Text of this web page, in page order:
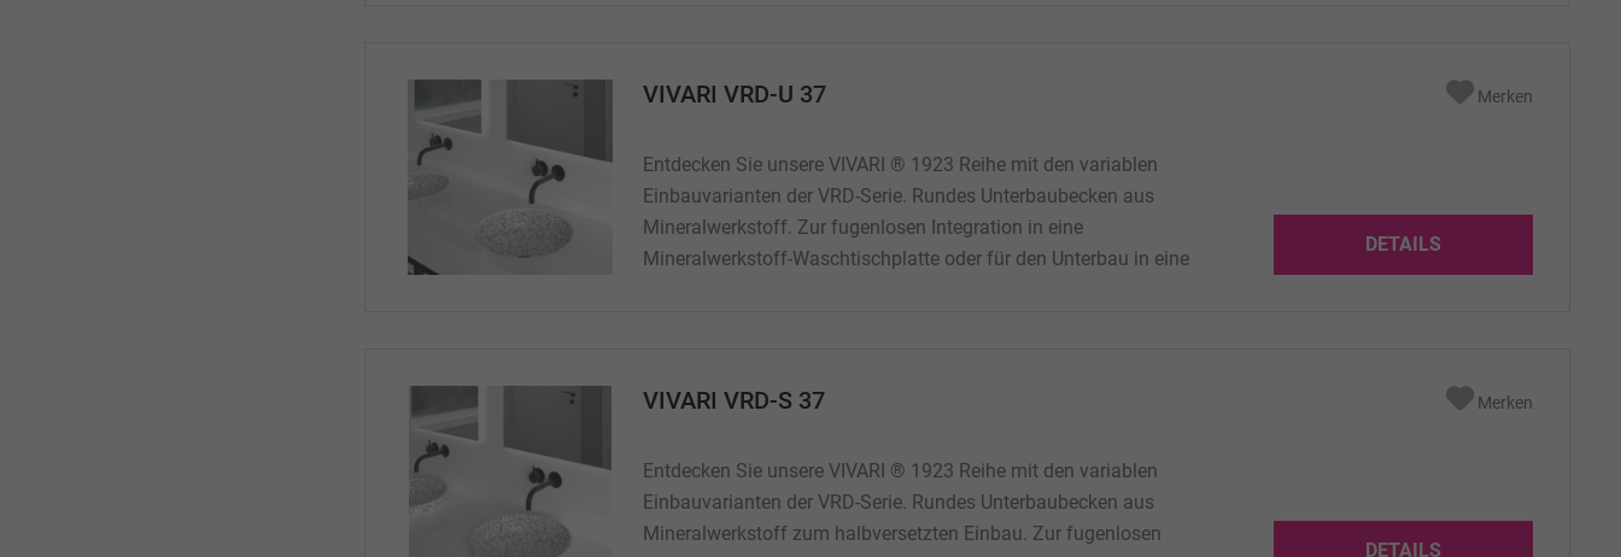
VIVARI VRD-U 37
Entdecken Sie unsere VIVARI ® 1923 Reihe mit den variablen
Einbauvarianten der VRD-Serie. Rundes Unterbaubecken aus
Mineralwerkstoff. Zur fugenlosen Integration in eine
Mineralwerkstoff-Waschtischplatte oder für den Unterbau in eine
DETAILS
Merken
VIVARI VRD-S 37
Entdecken Sie unsere VIVARI ® 1923 Reihe mit den variablen
Einbauvarianten der VRD-Serie. Rundes Unterbaubecken aus
Mineralwerkstoff zum halbversetzten Einbau. Zur fugenlosen
DETAILS
Merken